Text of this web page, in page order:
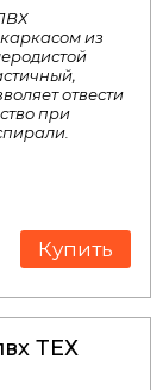
из
отвести
при
Купить
ТЕХ